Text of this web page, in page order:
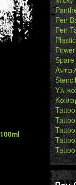
Pen
Pen